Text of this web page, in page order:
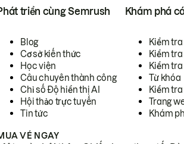
triển cùng Semrush
Blog
Cơ sở kiến thức
Học viện
Câu chuyên thành công
Chỉ số Độ hiển thị AI
Hội thảo trực tuyến
Tin tức
Khám phá
Kiểm
Kiểm tra
Kiểm
Từ khóa
Kiểm
Trang
Khám
VÉ NGAY